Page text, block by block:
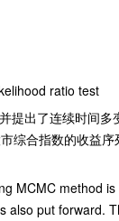
ratio test
提出了连续时间
综合指数的收益
MCMC method
put forward.